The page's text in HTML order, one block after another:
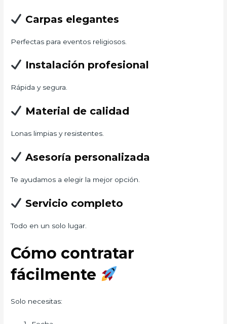
Carpas elegantes
Perfectas para eventos religiosos.
Instalación profesional
Rápida y segura.
Material de calidad
Lonas limpias y resistentes.
Asesoría personalizada
Te ayudamos a elegir la mejor opción.
Servicio completo
Todo en un solo lugar.
Cómo contratar
fácilmente
Solo necesitas: